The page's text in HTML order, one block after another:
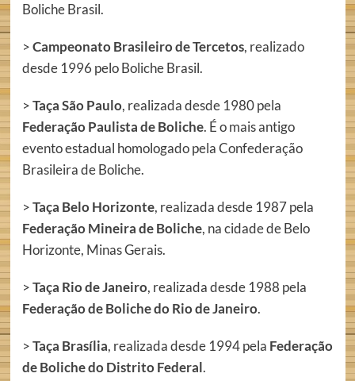
Boliche Brasil.
>Campeonato Brasileiro de Tercetos, realizado
desde 1996 pelo Boliche Brasil.
>Taça São Paulo, realizada desde 1980 pela
Federação Paulista de Boliche. É o mais antigo
evento estadual homologado pela Confederação
Brasileira de Boliche.
>Taça Belo Horizonte, realizada desde 1987 pela
Federação Mineira de Boliche, na cidade de Belo
Horizonte, Minas Gerais.
>Taça Rio de Janeiro, realizada desde 1988 pela
Federação de Boliche do Rio de Janeiro.
>Taça Brasília, realizada desde 1994 pela Federação
de Boliche do Distrito Federal.